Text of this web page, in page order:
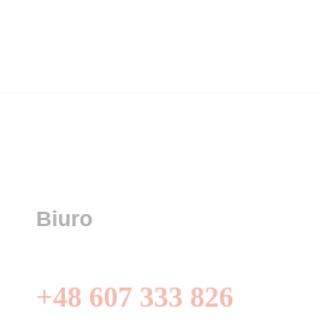
Biuro
+48 607 333 826